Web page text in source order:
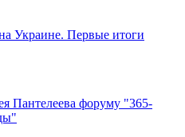
Украине. Первые итоги
Пантелеева форуму "365-